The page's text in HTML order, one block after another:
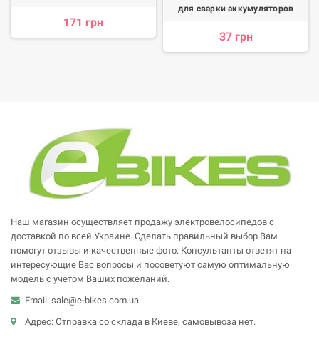
171 грн
для сварки аккумуляторов
37 грн
Наш магазин осуществляет продажу электровелосипедов с
доставкой по всей Украине. Сделать правильный выбор Вам
помогут отзывы и качественные фото. Консультанты ответят на
интересующие Вас вопросы и посоветуют самую оптимальную
модель с учётом Ваших пожеланий.
Email: sale@e-bikes.com.ua
Адрес: Отправка со склада в Киеве, самовывоза нет.